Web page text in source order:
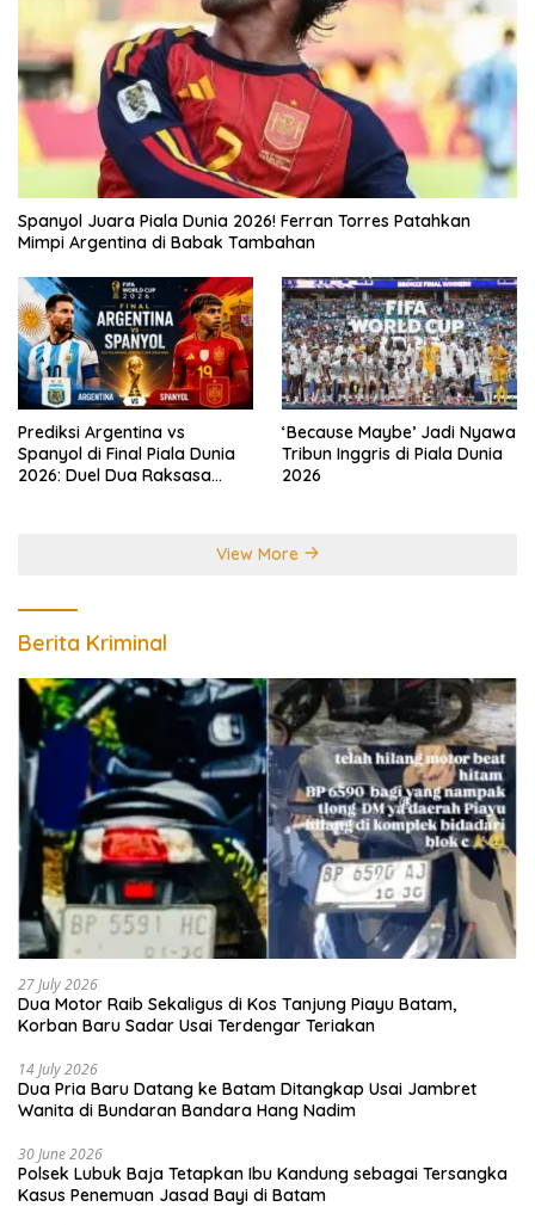
Spanyol Juara Piala Dunia 2026! Ferran Torres Patahkan
Mimpi Argentina di Babak Tambahan
Prediksi Argentina vs
Spanyol di Final Piala Dunia
2026: Duel Dua Raksasa
‘Because Maybe’ Jadi Nyawa
Tribun Inggris di Piala Dunia
2026
View More
Berita Kriminal
27 July 2026
Dua Motor Raib Sekaligus di Kos Tanjung Piayu Batam,
Korban Baru Sadar Usai Terdengar Teriakan
14 July 2026
Dua Pria Baru Datang ke Batam Ditangkap Usai Jambret
Wanita di Bundaran Bandara Hang Nadim
30 June 2026
Polsek Lubuk Baja Tetapkan Ibu Kandung sebagai Tersangka
Kasus Penemuan Jasad Bayi di Batam